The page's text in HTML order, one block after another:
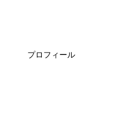
プロフィール